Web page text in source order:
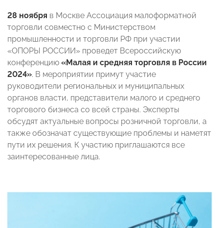
28 ноября в Москве Ассоциация малоформатной
торговли совместно с Министерством
промышленности и торговли РФ при участии
«ОПОРЫ РОССИИ» проведет Всероссийскую
конференцию «Малая и средняя торговля в России
2024». В мероприятии примут участие
руководители региональных и муниципальных
органов власти, представители малого и среднего
торгового бизнеса со всей страны. Эксперты
обсудят актуальные вопросы розничной торговли, а
также обозначат существующие проблемы и наметят
пути их решения. К участию приглашаются все
заинтересованные лица.